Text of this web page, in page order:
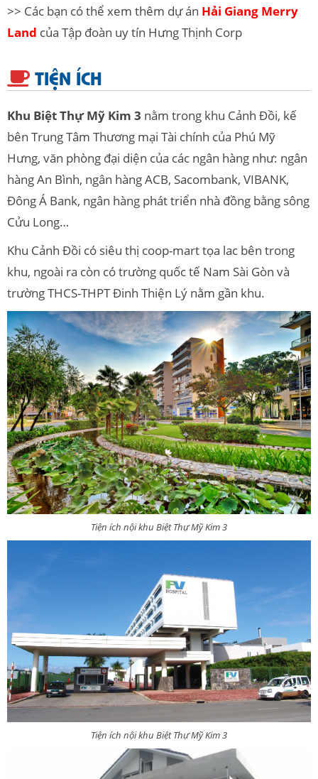
>> Các bạn có thể xem thêm dự án Hải Giang Merry
Land của Tập đoàn uy tín Hưng Thịnh Corp
TIỆN ÍCH
Khu Biệt Thự Mỹ Kim 3 nằm trong khu Cảnh Đồi, kế
bên Trung Tâm Thương mại Tài chính của Phú Mỹ
Hưng, văn phòng đại diện của các ngân hàng như: ngân
hàng An Bình, ngân hàng ACB, Sacombank, VIBANK,
Đông Á Bank, ngân hàng phát triển nhà đồng bằng sông
Cửu Long…
Khu Cảnh Đồi có siêu thị coop-mart tọa lac bên trong
khu, ngoài ra còn có trường quốc tế Nam Sài Gòn và
trường THCS-THPT Đinh Thiện Lý nằm gần khu.
Tiện ích nội khu Biệt Thự Mỹ Kim 3
Tiện ích nội khu Biệt Thự Mỹ Kim 3